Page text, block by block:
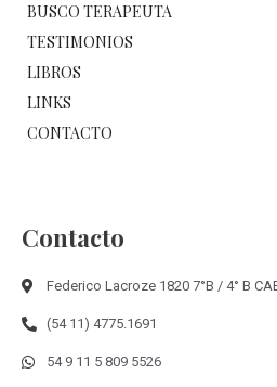
BUSCO TERAPEUTA
TESTIMONIOS
LIBROS
LINKS
CONTACTO
Contacto
Federico Lacroze 1820 7°B / 4° B
(54 11) 4775.1691
54 9 11 5 809 5526